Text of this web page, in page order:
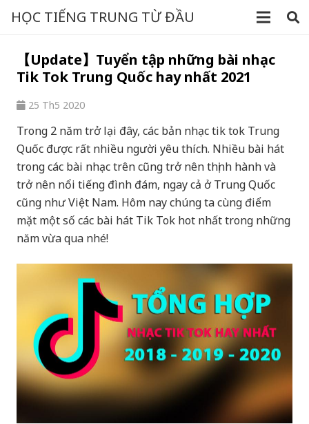
HỌC TIẾNG TRUNG TỪ ĐẦU
【Update】Tuyển tập những bài nhạc
Tik Tok Trung Quốc hay nhất 2021
25 Th5 2020
Trong 2 năm trở lại đây, các bản nhạc tik tok Trung
Quốc được rất nhiều người yêu thích. Nhiều bài hát
trong các bài nhạc trên cũng trở nên thịnh hành và
trở nên nổi tiếng đình đám, ngay cả ở Trung Quốc
cũng như Việt Nam. Hôm nay chúng ta cùng điểm
mặt một số các bài hát Tik Tok hot nhất trong những
năm vừa qua nhé!